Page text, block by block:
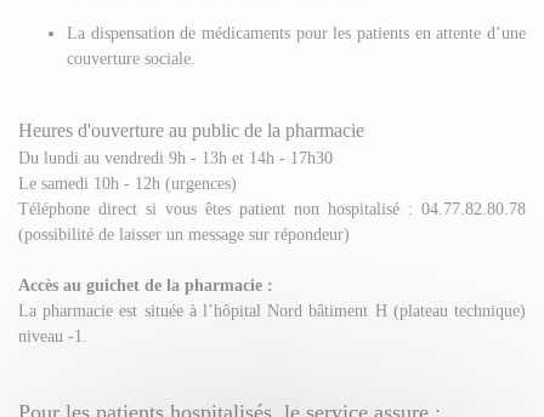
La dispensation de médicaments pour les patients en attente d’une
couverture sociale.
Heures d'ouverture au public de la pharmacie
Du lundi au vendredi 9h - 13h et 14h - 17h30
Le samedi 10h - 12h (urgences)
Téléphone direct si vous êtes patient non hospitalisé : 04.77.82.80.78
(possibilité de laisser un message sur répondeur)
Accès au guichet de la pharmacie :
La pharmacie est située à l’hôpital Nord bâtiment H (plateau technique)
niveau -1.